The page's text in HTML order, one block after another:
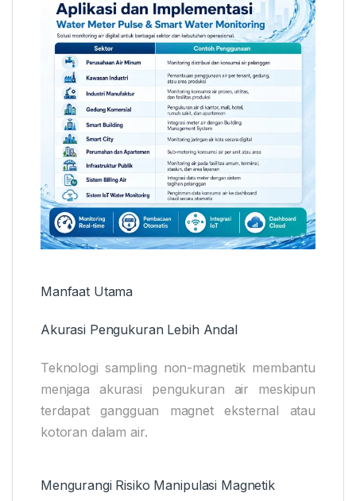
Manfaat Utama
Akurasi Pengukuran Lebih Andal
Teknologi sampling non-magnetik membantu
menjaga akurasi pengukuran air meskipun
terdapat gangguan magnet eksternal atau
kotoran dalam air.
Mengurangi Risiko Manipulasi Magnetik